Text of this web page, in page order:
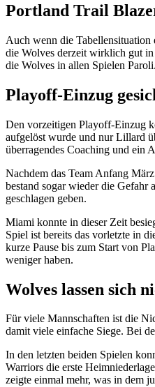
Portland Trail
Auch wenn die Tabellensituation
die Wolves derzeit wirklich gut in
die Wolves in allen Spielen Paroli.
Playoff-Einzug
Den vorzeitigen Playoff-Einzug
aufgelöst wurde und nur Lillard
überragendes Coaching und ein
Nachdem das Team Anfang
bestand sogar wieder die Gefahr
geschlagen geben.
Miami konnte in dieser Zeit
Spiel ist bereits das vorletzte in
kurze Pause bis zum Start von
weniger haben.
Wolves lassen sich
Für viele Mannschaften ist die
damit viele einfache Siege. Bei
In den letzten beiden Spielen
Warriors die erste
zeigte einmal mehr, was in dem